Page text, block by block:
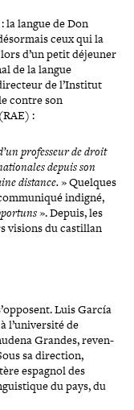
langue de Don
ceux qui la
d’un petit déjeuner
de la langue
de l’Institut
contre son
:
pro­fes­seur de droit
depuis son
distance.» Quelques
indigné,
». Depuis, les
visions du castillan
Luis García
l’université de
Grandes, reven­
sa direction,
espagnol des
du pays, du